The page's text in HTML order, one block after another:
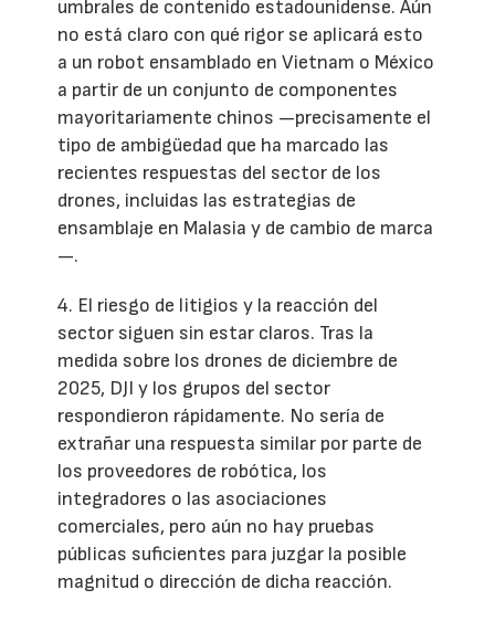
umbrales de contenido estadounidense. Aún
no está claro con qué rigor se aplicará esto
a un robot ensamblado en Vietnam o México
a partir de un conjunto de componentes
mayoritariamente chinos —precisamente el
tipo de ambigüedad que ha marcado las
recientes respuestas del sector de los
drones, incluidas las estrategias de
ensamblaje en Malasia y de cambio de marca
—.
4. El riesgo de litigios y la reacción del
sector siguen sin estar claros. Tras la
medida sobre los drones de diciembre de
2025, DJI y los grupos del sector
respondieron rápidamente. No sería de
extrañar una respuesta similar por parte de
los proveedores de robótica, los
integradores o las asociaciones
comerciales, pero aún no hay pruebas
públicas suficientes para juzgar la posible
magnitud o dirección de dicha reacción.